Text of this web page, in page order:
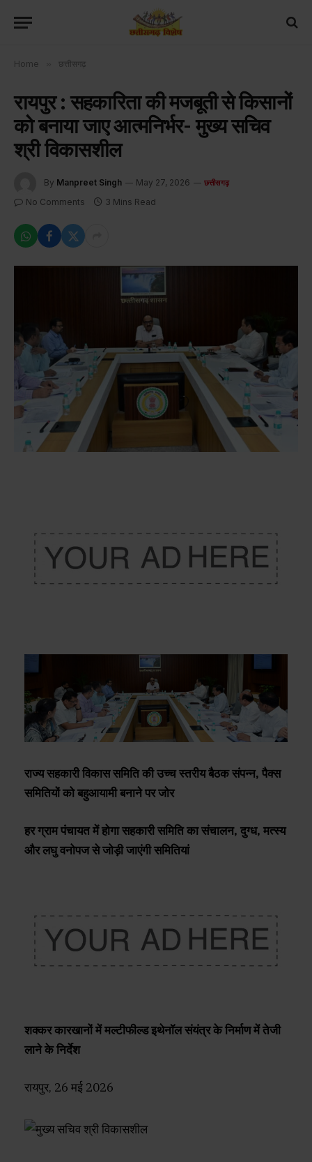
Home छत्तीसगढ़
रायपुर : सहकारिता की मजबूती से किसानों
को बनाया जाए आत्मनिर्भर- मुख्य सचिव
श्री विकासशील
By Manpreet Singh May 27, 2026 छत्तीसगढ़
No Comments 3 Mins Read
राज्य सहकारी विकास समिति की उच्च स्तरीय बैठक संपन्न, पैक्स
समितियों को बहुआयामी बनाने पर जोर
हर ग्राम पंचायत में होगा सहकारी समिति का संचालन, दुग्ध, मत्स्य
और लघु वनोपज से जोड़ी जाएंगी समितियां
शक्कर कारखानों में मल्टीफील्ड इथेनॉल संयंत्र के निर्माण में तेजी
लाने के निर्देश
रायपुर, 26 मई 2026